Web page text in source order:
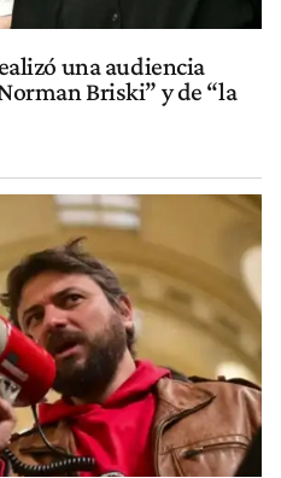
una audiencia
Briski” y de “la